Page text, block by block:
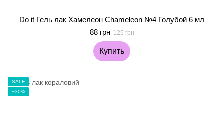
Do it Гель лак Хамелеон Chameleon №4 Голубой 6 мл
88 грн 125 грн
Купить
SALE
−30%